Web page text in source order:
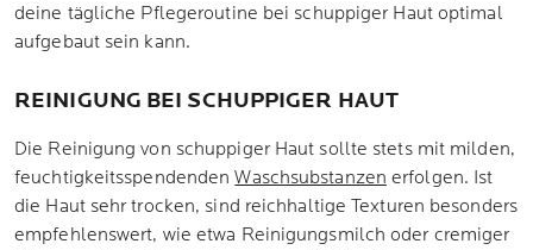
deine tägliche Pflegeroutine bei schuppiger Haut optimal
aufgebaut sein kann.
REINIGUNG BEI SCHUPPIGER HAUT
Die Reinigung von schuppiger Haut sollte stets mit milden,
feuchtigkeitsspendendenWaschsubstanzen erfolgen. Ist
die Haut sehr trocken, sind reichhaltige Texturen besonders
empfehlenswert, wie etwa Reinigungsmilch oder cremiger